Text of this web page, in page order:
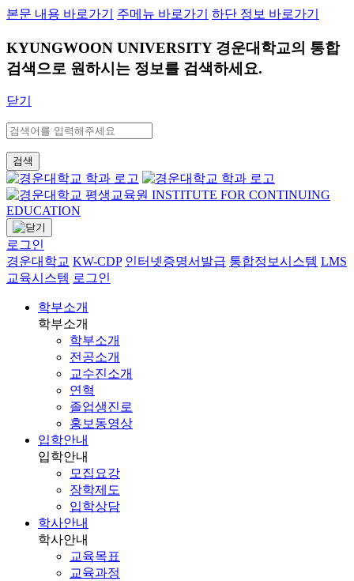
본문 내용 바로가기 주메뉴 바로가기 하단 정보 바로가기
KYUNGWOON UNIVERSITY 경운대학교의 통합
검색으로 원하시는 정보를 검색하세요.
닫기
검색
로그인
경운대학교 KW-CDP 인터넷증명서발급 통합정보시스템 LMS
교육시스템 로그인
학부소개
학부소개
학부소개
전공소개
교수진소개
연혁
졸업생진로
홍보동영상
입학안내
입학안내
모집요강
장학제도
입학상담
학사안내
학사안내
교육목표
교육과정